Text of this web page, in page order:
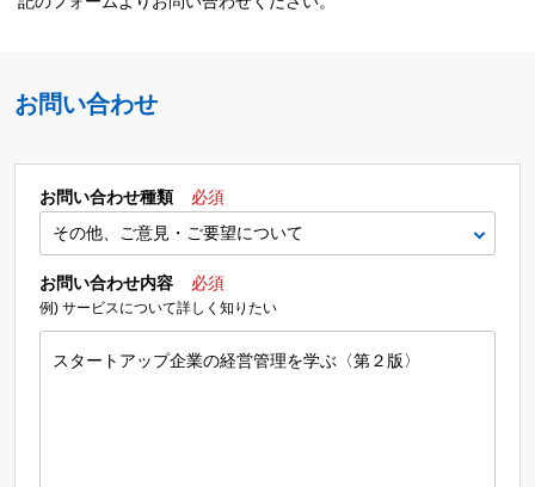
お問い合わせ
お問い合わせ種類 必須
お問い合わせ内容 必須
例) サービスについて詳しく知りたい